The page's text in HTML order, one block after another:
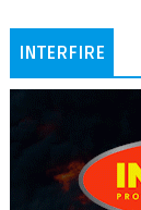
INTERFIRE